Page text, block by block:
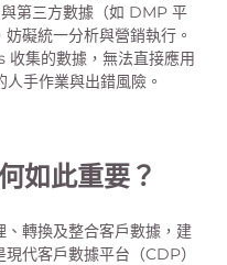
第三方數據（如 DMP 平
礙統一分析與營銷執行。
集的數據，無法直接應用
手作業與出錯風險。
如此重要？
轉換及整合客戶數據，建
代客戶數據平台（CDP）